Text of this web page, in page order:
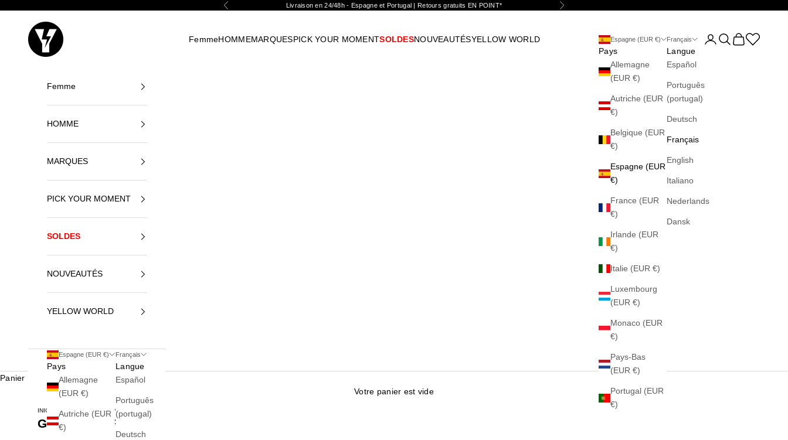
Précédent Livraison en 24/48h - Espagne et Portugal | Retours gratuits EN POINT* Suivant
Yellowshop
FemmeHOMMEMARQUESPICK YOUR MOMENTSOLDESNOUVEAUTÉSYELLOW WORLD Espagne (EUR €)
Pays
Allemagne
(EUR €)
Autriche (EUR
€)
Belgique (EUR
€)
Espagne (EUR
€)
France (EUR
€)
Irlande (EUR
€)
Italie (EUR €)
Luxembourg
(EUR €)
Monaco (EUR
€)
Pays-Bas
(EUR €)
Portugal (EUR
€)
Français
Langue
Español
Português
(portugal)
Deutsch
Français
English
Italiano
Nederlands
Dansk
Ouvrir le compte
Ouvrir la
Voir le panier
Abrir la
Femme
HOMME
MARQUES
PICK YOUR MOMENT
SOLDES
NOUVEAUTÉS
YELLOW WORLD
Espagne (EUR €)
Pays
Allemagne
(EUR €)
Autriche (EUR
€)
Français
Langue
Español
Português
(portugal)
Deutsch
Panier
Votre panier est vide
INICIO GILETS POUR FEMME
Gilets pour Femme